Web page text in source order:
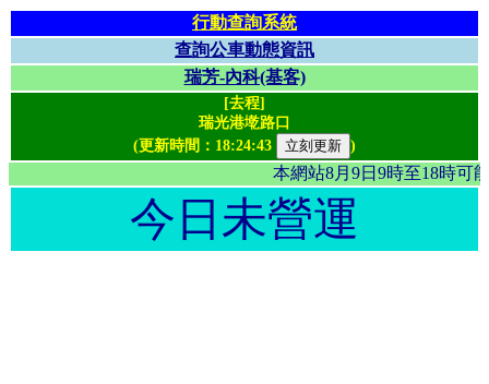
行動查詢系統
查詢公車動態資訊
瑞芳-內科(基客)
[去程]
瑞光港墘路口
(更新時間： 18:24:43 )
本網站8月9日9時至18
今日未營運